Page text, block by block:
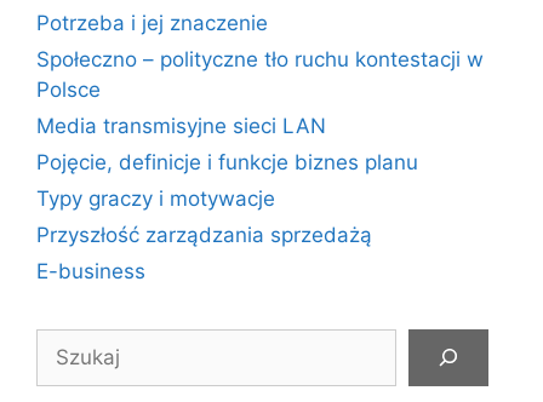
Potrzeba i jej znaczenie
Społeczno – polityczne tło ruchu kontestacji w
Polsce
Media transmisyjne sieci LAN
Pojęcie, definicje i funkcje biznes planu
Typy graczy i motywacje
Przyszłość zarządzania sprzedażą
E-business